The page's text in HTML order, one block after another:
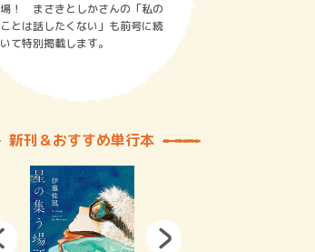
場！ まさきとしかさんの「私の
ことは話したくない」も前号に続
いて特別掲載します。
新刊＆おすすめ単行本